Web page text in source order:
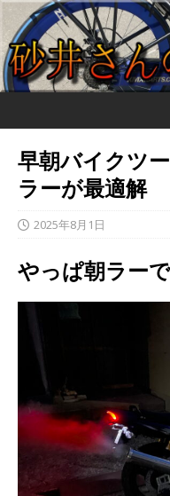
早朝バイクツ
ラーが最適解
2025年8月1日
やっぱ朝ラー